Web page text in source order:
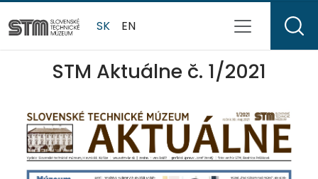
SK EN
STM Aktuálne č. 1/2021